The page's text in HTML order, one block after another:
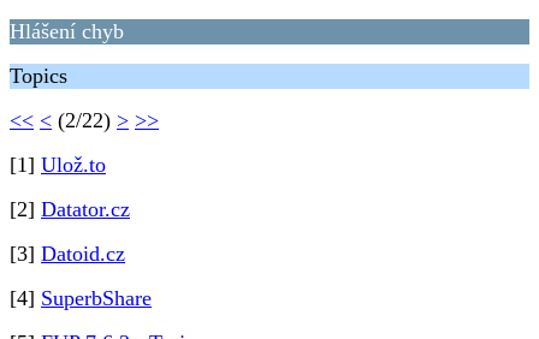
Hlášení chyb
Topics
<< < (2/22) > >>
[1] Ulož.to
[2] Datator.cz
[3] Datoid.cz
[4] SuperbShare